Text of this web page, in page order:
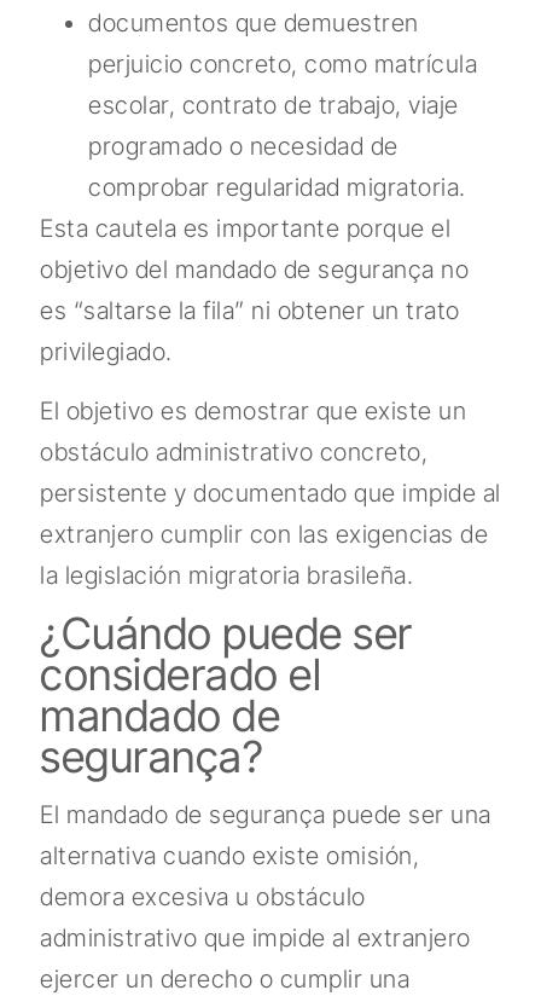
documentos que demuestren
perjuicio concreto, como matrícula
escolar, contrato de trabajo, viaje
programado o necesidad de
comprobar regularidad migratoria.
Esta cautela es importante porque el
objetivo del mandado de segurança no
es “saltarse la fila” ni obtener un trato
privilegiado.
El objetivo es demostrar que existe un
obstáculo administrativo concreto,
persistente y documentado que impide al
extranjero cumplir con las exigencias de
la legislación migratoria brasileña.
¿Cuándo puede ser
considerado el
mandado de
segurança?
El mandado de segurança puede ser una
alternativa cuando existe omisión,
demora excesiva u obstáculo
administrativo que impide al extranjero
ejercer un derecho o cumplir una